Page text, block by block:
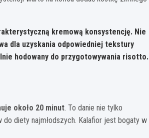
kremową konsystencję. Nie
dla uzyskania odpowiedniej tekstury
hodowany do przygotowywania risotto.
około 20 minut. To danie nie tylko
diety najmłodszych. Kalafior jest bogaty w